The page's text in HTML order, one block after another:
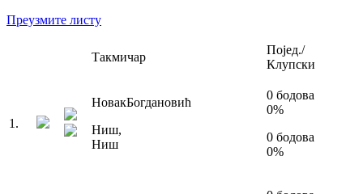
Преузмите листу
Такмичар
Појед./
Клупски
1 .
НовакБогдановић
Ниш,
Ниш
0 бодова
0%
0 бодова
0%